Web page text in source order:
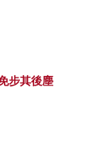
步其後塵